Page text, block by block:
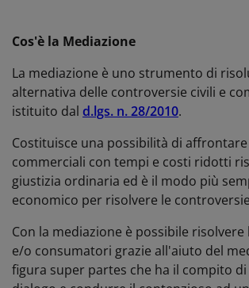
Cos'è la Mediazione
La mediazione è uno strumento di
alternativa delle controversie civili e
istituito dal d.lgs. n. 28/2010.
Costituisce una possibilità di
commerciali con tempi e costi ridotti
giustizia ordinaria ed è il modo più
economico per risolvere le
Con la mediazione è possibile
e/o consumatori grazie all'aiuto del
figura super partes che ha il compito